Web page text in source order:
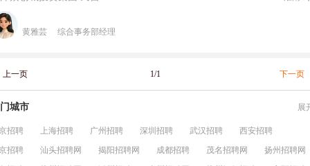
黄雅芸 综合事务部经理
上一页 1/1 下一页
城市 展
招聘 上海招聘 广州招聘 深圳招聘 武汉招聘
西安招聘
招聘
汕头招聘网 揭阳招聘网 成都招聘 茂名招聘网
扬州招聘网